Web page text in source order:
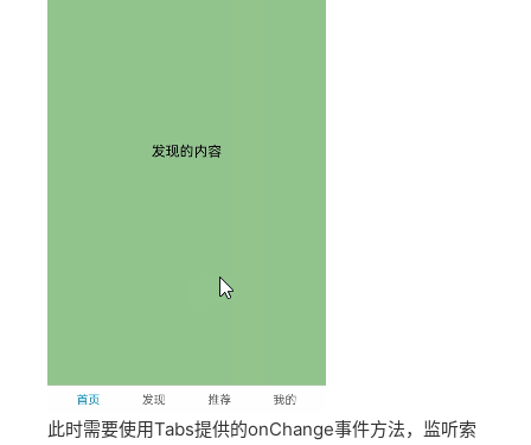
此时需要使用Tabs提供的onChange事件方法，监听索